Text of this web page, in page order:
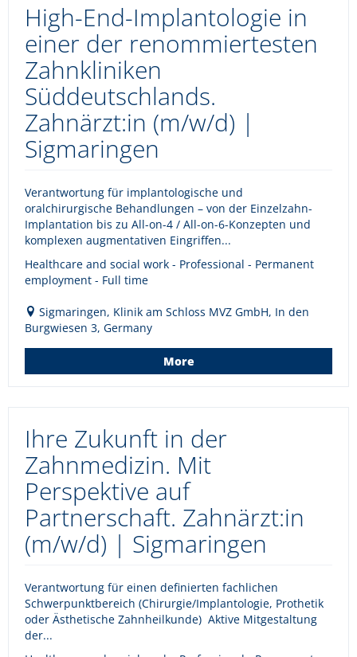
High-End-Implantologie in
einer der renommiertesten
Zahnkliniken
Süddeutschlands.
Zahnärzt:in (m/w/d) |
Sigmaringen
Verantwortung für implantologische und
oralchirurgische Behandlungen – von der Einzelzahn-
Implantation bis zu All-on-4 / All-on-6-Konzepten und
komplexen augmentativen Eingriffen...
Healthcare and social work - Professional - Permanent
employment - Full time
Sigmaringen, Klinik am Schloss MVZ GmbH, In den
Burgwiesen 3, Germany
More
Ihre Zukunft in der
Zahnmedizin. Mit
Perspektive auf
Partnerschaft. Zahnärzt:in
(m/w/d) | Sigmaringen
Verantwortung für einen definierten fachlichen
Schwerpunktbereich (Chirurgie/Implantologie, Prothetik
oder Ästhetische Zahnheilkunde) Aktive Mitgestaltung
der...